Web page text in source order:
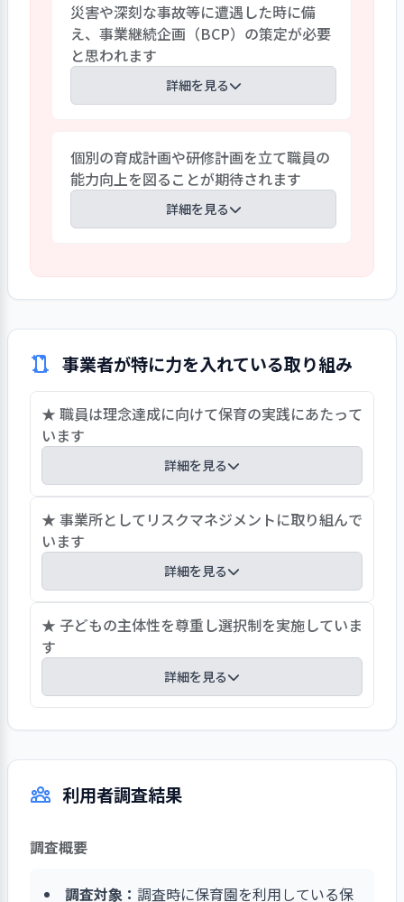
り持てていません。園児と地域のかかわ
りも持てるような取り組みも必要と思われ
ます。今年度は、コロナ禍の為取り組みが
難しいと考えられますが、保育の専門的
な機能を地域の子育て家庭へ支援してい
談、保育相談、手作りおもちゃ作り、毎月
の身体測定などを企画しポスターなどを
使用し、定期的な開催を目指す事も必要
であると思われます。WEBでの情報の発信
も有益であると思われます。地域に根ざし
支援に取り組むことを期待します。
災害や深刻な事故等に遭遇した時に備
え、事業継続企画（BCP）の策定が必要
と思われます
詳細を見る
練等を行っています。しかしながら、大き
な災害に備えた、対応策がまだできてい
ない状態です。水害の場合、地震の場合な
ど災害の種類に分けて詳細な対応策を作
合、どの時点で、どのような指令を出すの
か、役割分担も含めて記載しておくこと
が出来ると思います。また、保護者への連
絡方法、備蓄、避難時の持ち出す物など
も考慮する必要があり、保護者への連絡方
法については、実際に行う事も必要であ
ると考えられます。
個別の育成計画や研修計画を立て職員の
能力向上を図ることが期待されます
詳細を見る
事が職員のスキルアップに繋がると考え
られます。目標に沿った研修計画も立て、
年度末に反省をする事がより効果的である
とも考えられます。立てた目標のうち出来
たものと出来ないものとを考え、次年度
の取り組み内容にすることも必要と思い
ます。また、保育園で一年間を通してテー
マを決め園内研修を行って行くことも良い
と思います。会議の時間を有効に使って職
員の能力向上を図る事も大切であると考
えられます。
事業者が特に力を入れている取り組み
★ 職員は理念達成に向けて保育の実践にあたって
います
詳細を見る
職員が保育の理念である子ども主体の保育や理念
達成の為の方法に共感して働いています。職員が
考える子ども主体の保育のうち、主体と言う部分
の線引きについてや、子どもへの強制ではなくア
プローチの方法などについて多少の保育観のずれ
がある為、そのずれを修正して職員が同じ方向に
向けて保育が出来るよう意見交換を行っていま
す。意見交換を行う事で、曖昧だったポイントや
ルールを明確化し保育の実践にあたっています。
★ 事業所としてリスクマネジメントに取り組んで
います
詳細を見る
危機管理では、事故報告書は職員全員が目を通せ
るように、タイムカードの横に置き日付とサイン
をすることで、確認を行ています。ヒヤリハット
も毎日各クラスの事例を昼礼で伝達することで、
安全面への配慮を高めています。また、アレルギ
ー食の提供などもトレーの色を変えて、トレーの
にしています。これらは、職員、看護師、栄養士
ように対応しています。
★ 子どもの主体性を尊重し選択制を実施していま
す
詳細を見る
子ども達は自分で活動や友達、保育者を選びま
して決めます。こうして自主選択していく中で、
す。これらの事を行い、子どもの主体性を大切に
し、発達や個々に合わせたゾーン保育、異年齢児
利用者調査結果
調査概要
調査対象： 調査時に保育園を利用している保